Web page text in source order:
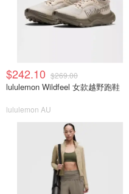
$242.10 $269.00
lululemon Wildfeel 女款越野跑鞋
lululemon AU